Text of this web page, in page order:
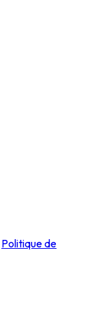
Politique de